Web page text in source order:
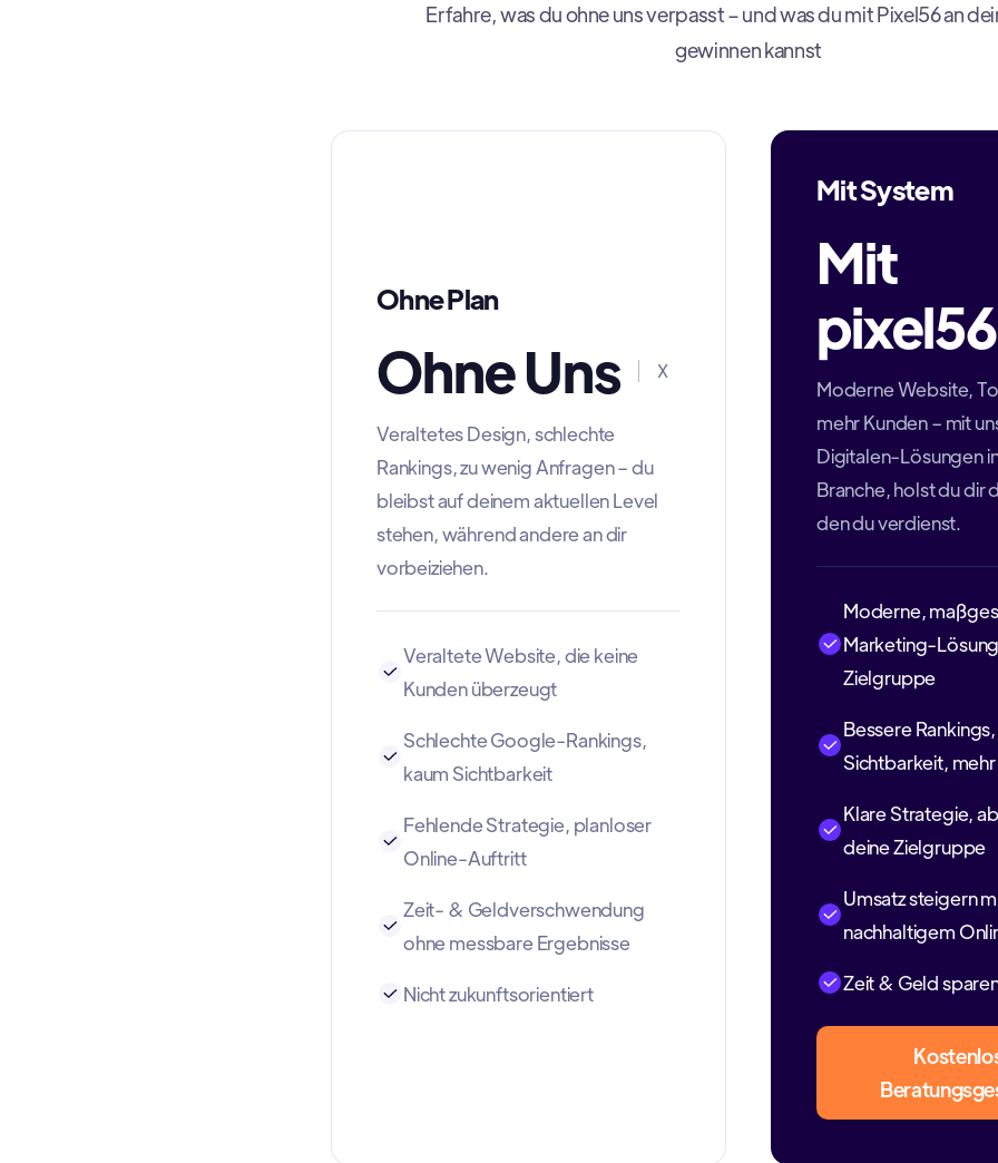
Erfahre, was du ohne uns verpasst – und was du mit Pixel56 an
gewinnen kannst
Ohne Plan
Ohne Uns X
Veraltetes Design, schlechte
Rankings, zu wenig Anfragen – du
bleibst auf deinem aktuellen Level
stehen, während andere an dir
vorbeiziehen.
Veraltete Website, die keine
Kunden überzeugt
Schlechte Google-Rankings,
kaum Sichtbarkeit
Fehlende Strategie, planloser
Online-Auftritt
Zeit- & Geldverschwendung
ohne messbare Ergebnisse
Nicht zukunftsorientiert
Mit System
Mit
pixel56
Moderne Website,
mehr Kunden – mit
Digitalen-Lösungen
Branche, holst du dir
den du verdienst.
Moderne,
Marketing-
Zielgruppe
Bessere
Sichtbarkeit,
Klare Strategie,
deine Zielgruppe
Umsatz steigern
nachhaltigem
Zeit & Geld